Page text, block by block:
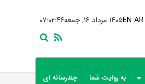
۰۷:۰۲:۴۸ ۱۴۰۵ مرداد ۱۶, جمعهEN AR
به روایت شما چندرسانه ای